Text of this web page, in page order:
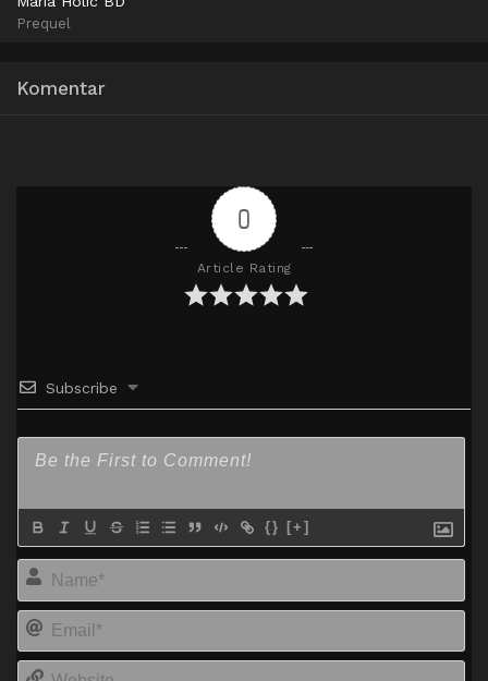
Prequel
Komentar
0
Article Rating
Subscribe
{} [+]